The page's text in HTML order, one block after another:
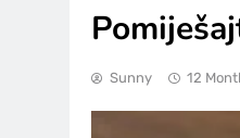
Sunny 12